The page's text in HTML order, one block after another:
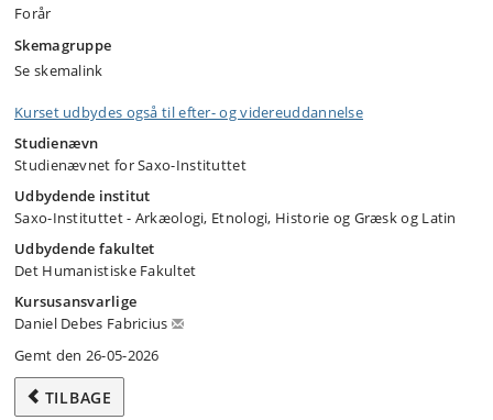
Forår
Skemagruppe
Se skemalink
Kurset udbydes også til efter- og videreuddannelse
Studienævn
Studienævnet for Saxo-Instituttet
Udbydende institut
Saxo-Instituttet - Arkæologi, Etnologi, Historie og Græsk og Latin
Udbydende fakultet
Det Humanistiske Fakultet
Kursusansvarlige
Daniel Debes Fabricius
Gemt den 26-05-2026
TILBAGE